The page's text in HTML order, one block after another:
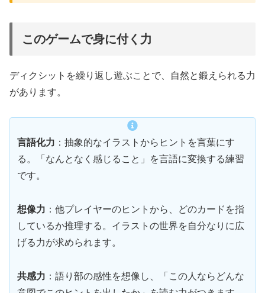
このゲームで身に付く力
ディクシットを繰り返し遊ぶことで、自然と鍛えられる力
があります。
言語化力 ：抽象的なイラストからヒントを言葉にす
る。「なんとなく感じること」を言語に変換する練習
です。
想像力 ：他プレイヤーのヒントから、どのカードを指
しているか推理する。イラストの世界を自分なりに広
げる力が求められます。
共感力 ：語り部の感性を想像し、「この人ならどんな